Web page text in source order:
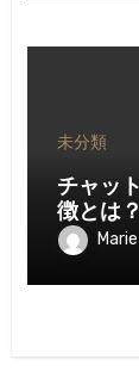
未分類
チャッ
徴とは
いポイ
Marie